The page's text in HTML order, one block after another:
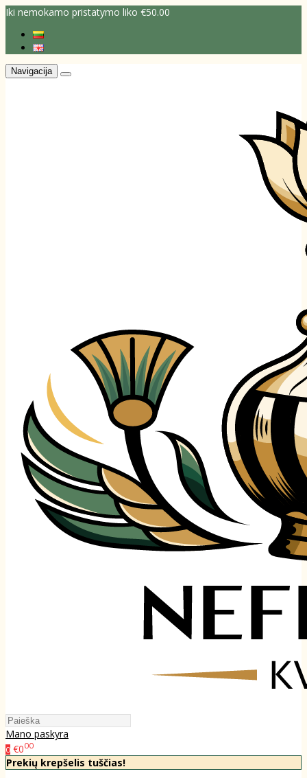
Iki nemokamo pristatymo liko €50.00
Navigacija
Mano paskyra
0 €000
Prekių krepšelis tuščias!